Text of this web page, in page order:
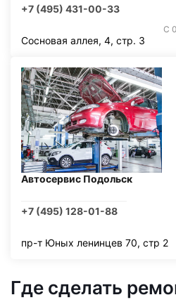
+7 (495) 431-00-33
С
Сосновая аллея, 4, стр. 3
Автосервис Подольск
+7 (495) 128-01-88
пр-т Юных ленинцев 70, стр 2
Где сделать